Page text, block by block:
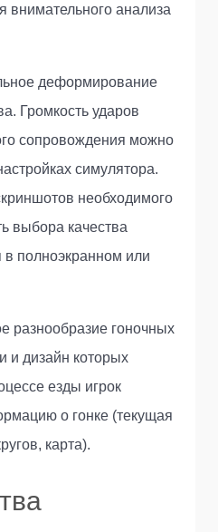
внимательного анализа
деформирование
Громкость ударов
сопровождения можно
симулятора.
необходимого
выбора качества
в полноэкранном или
разнообразие гоночных
и дизайн которых
езды игрок
о гонке (текущая
карта).